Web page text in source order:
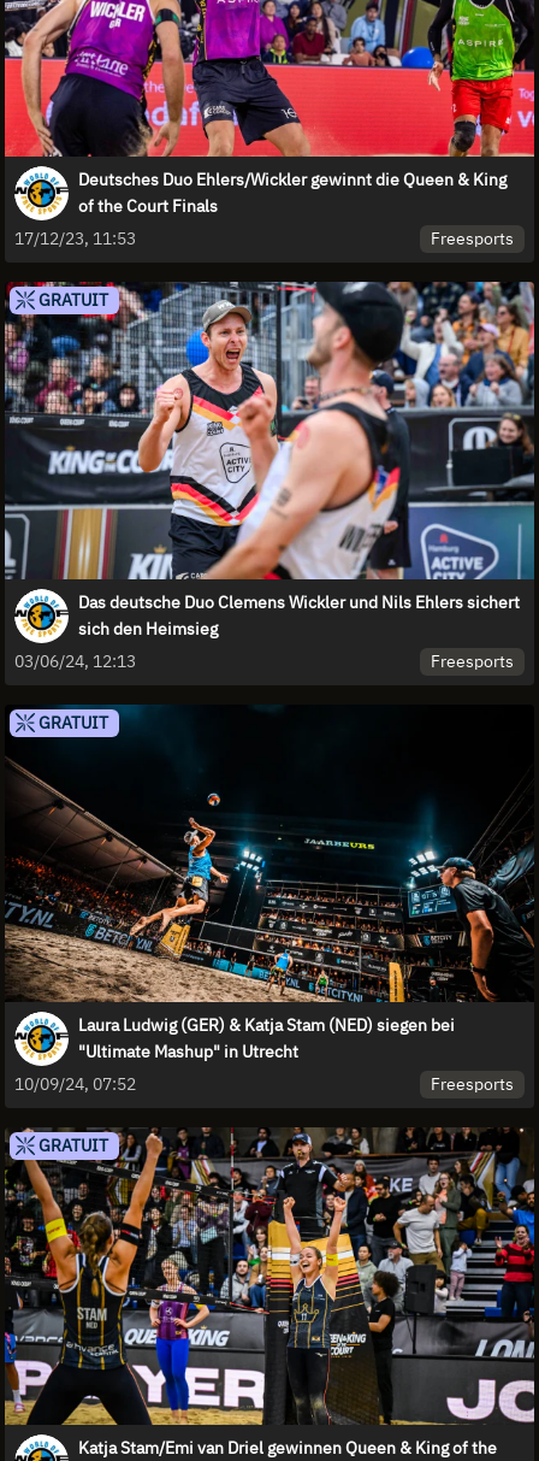
Deutsches Duo Ehlers/Wickler gewinnt die Queen & King
of the Court Finals
17/12/23, 11:53
Freesports
GRATUIT
Das deutsche Duo Clemens Wickler und Nils Ehlers sichert
sich den Heimsieg
03/06/24, 12:13
Freesports
GRATUIT
Laura Ludwig (GER) & Katja Stam (NED) siegen bei
"Ultimate Mashup" in Utrecht
10/09/24, 07:52
Freesports
GRATUIT
Katja Stam/Emi van Driel gewinnen Queen & King of the